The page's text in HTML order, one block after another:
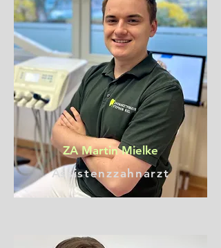
ZA Martin Mielke
Assistenzzahnarzt